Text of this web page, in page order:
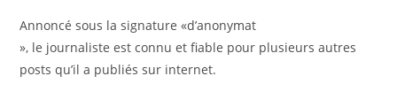
Annoncé sous la signature «d’anonymat
», le journaliste est connu et fiable pour plusieurs autres
posts qu’il a publiés sur internet.